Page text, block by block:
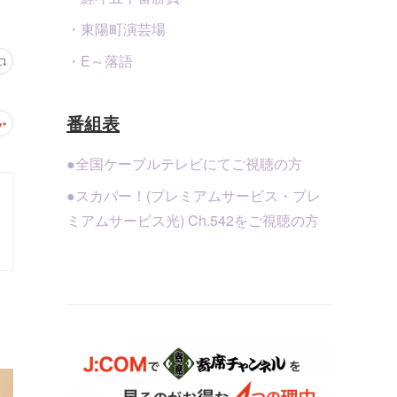
・東陽町演芸場
・E～落語
番組表
●全国ケーブルテレビにてご視聴の方
●スカパー！(プレミアムサービス・プレ
ミアムサービス光) Ch.542をご視聴の方